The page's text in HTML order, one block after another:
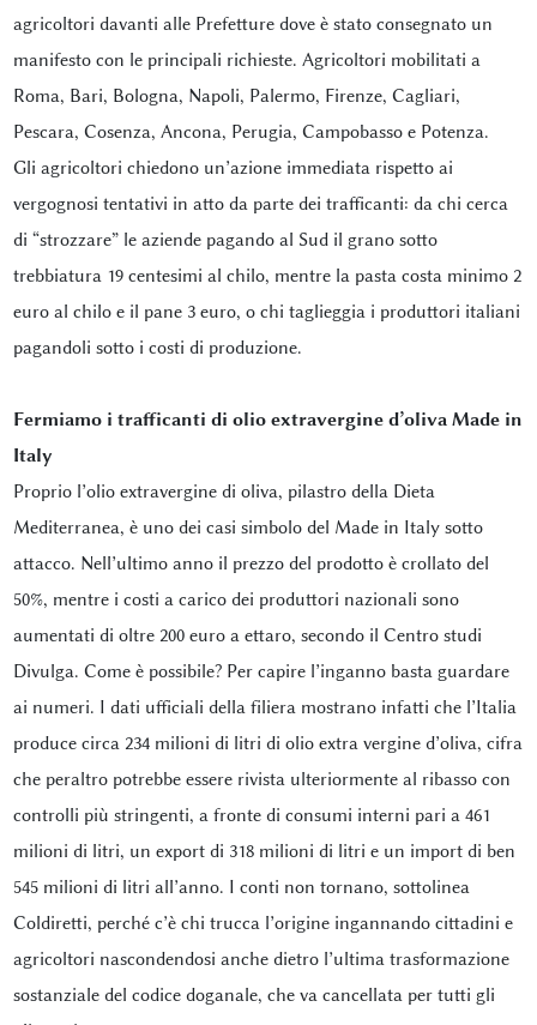
agricoltori davanti alle Prefetture dove è stato consegnato un
manifesto con le principali richieste. Agricoltori mobilitati a
Roma, Bari, Bologna, Napoli, Palermo, Firenze, Cagliari,
Pescara, Cosenza, Ancona, Perugia, Campobasso e Potenza.
Gli agricoltori chiedono un’azione immediata rispetto ai
vergognosi tentativi in atto da parte dei trafficanti: da chi cerca
di “strozzare” le aziende pagando al Sud il grano sotto
trebbiatura 19 centesimi al chilo, mentre la pasta costa minimo 2
euro al chilo e il pane 3 euro, o chi taglieggia i produttori italiani
pagandoli sotto i costi di produzione.
Fermiamo i trafficanti di olio extravergine d’oliva Made in
Italy
Proprio l’olio extravergine di oliva, pilastro della Dieta
Mediterranea, è uno dei casi simbolo del Made in Italy sotto
attacco. Nell’ultimo anno il prezzo del prodotto è crollato del
50%, mentre i costi a carico dei produttori nazionali sono
aumentati di oltre 200 euro a ettaro, secondo il Centro studi
Divulga. Come è possibile? Per capire l’inganno basta guardare
ai numeri. I dati ufficiali della filiera mostrano infatti che l’Italia
produce circa 234 milioni di litri di olio extra vergine d’oliva, cifra
che peraltro potrebbe essere rivista ulteriormente al ribasso con
controlli più stringenti, a fronte di consumi interni pari a 461
milioni di litri, un export di 318 milioni di litri e un import di ben
545 milioni di litri all’anno. I conti non tornano, sottolinea
Coldiretti, perché c’è chi trucca l’origine ingannando cittadini e
agricoltori nascondendosi anche dietro l’ultima trasformazione
sostanziale del codice doganale, che va cancellata per tutti gli